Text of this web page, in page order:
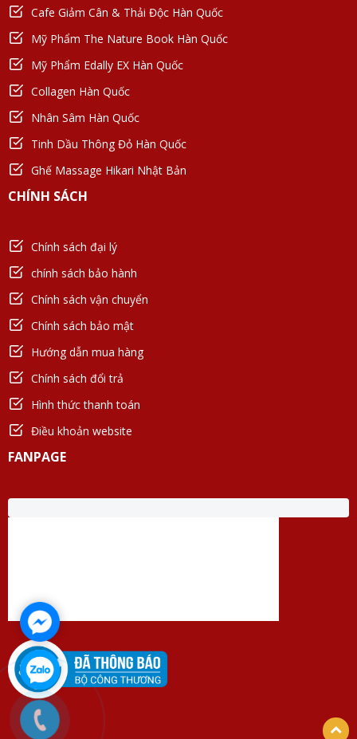
Cafe Giảm Cân & Thải Độc Hàn Quốc
Mỹ Phẩm The Nature Book Hàn Quốc
Mỹ Phẩm Edally EX Hàn Quốc
Collagen Hàn Quốc
Nhân Sâm Hàn Quốc
Tinh Dầu Thông Đỏ Hàn Quốc
Ghế Massage Hikari Nhật Bản
CHÍNH SÁCH
Chính sách đại lý
chính sách bảo hành
Chính sách vận chuyển
Chính sách bảo mật
Hướng dẫn mua hàng
Chính sách đổi trả
Hình thức thanh toán
Điều khoản website
FANPAGE